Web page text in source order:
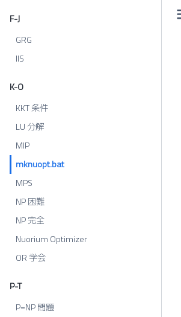
F-J
GRG
IIS
K-O
KKT 条件
LU 分解
MIP
mknuopt.bat
MPS
NP 困難
NP 完全
Nuorium Optimizer
OR 学会
P-T
P=NP 問題